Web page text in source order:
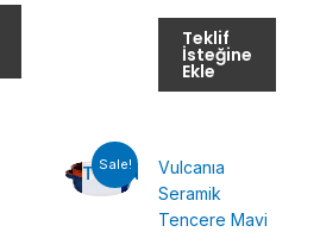
Teklif
İsteğine
Ekle
Sale!
TÜKENMIŞVulcanıa
Seramik
Tencere Mavi